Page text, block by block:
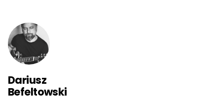
Dariusz
Befeltowski